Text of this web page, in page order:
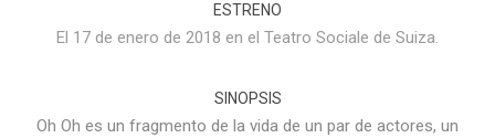
ESTRENO
El 17 de enero de 2018 en el Teatro Sociale de Suiza.
SINOPSIS
Oh Oh es un fragmento de la vida de un par de actores, un